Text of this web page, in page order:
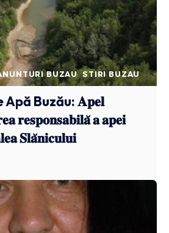
BUZAU STIRI BUZAU
Buzău: 𝐀𝐩𝐞𝐥
𝐫𝐞𝐬𝐩𝐨𝐧𝐬𝐚𝐛𝐢𝐥𝐚̆ 𝐚 𝐚𝐩𝐞𝐢
𝐒𝐥𝐚̆𝐧𝐢𝐜𝐮𝐥𝐮𝐢